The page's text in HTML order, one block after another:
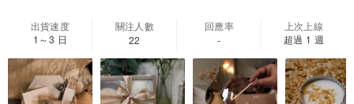
出貨速度
1～3 日
關注人數
22
回應率
-
上次上線
超過 1 週